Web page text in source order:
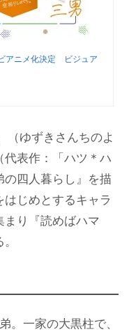
アニメ化決定 ビジュア
（ゆずきさんちのよ
表作：「ハツ＊ハ
四人暮らし』を描
じめとするキャラ
り『読めばハマ
。一家の大黒柱で、